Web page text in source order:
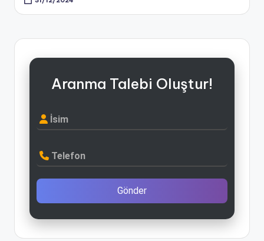
Aranma Talebi Oluştur!
İsim
Telefon
Gönder